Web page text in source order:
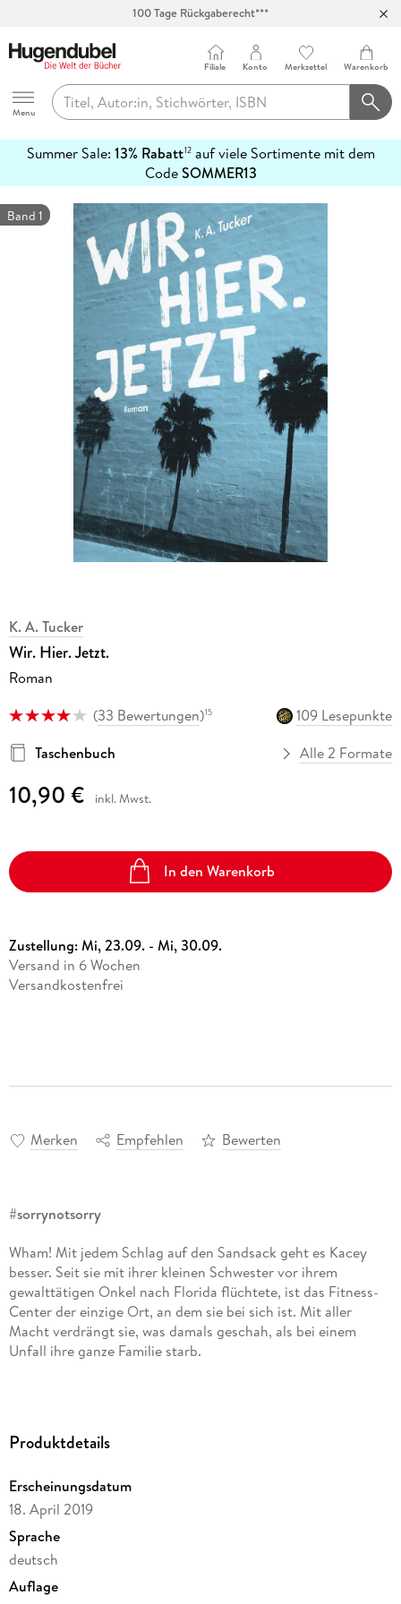
Hugendubel
Menu
Filiale Konto Merkzettel Warenkorb
Summer Sale: 13% Rabatt12auf viele Sortimente mit dem
CodeSOMMER13
erfahren
Band 1
K. A. Tucker
Wir. Hier. Jetzt.
Roman
(33 Bewertungen)15
109 Lesepunkte
Taschenbuch
Alle 2 Formate
10,90 € inkl. Mwst.
In den Warenkorb
Zustellung:Mi, 23.09. - Mi, 30.09.
Versand in 6 Wochen
Versandkostenfrei
Merken Empfehlen Bewerten
#sorrynotsorry
Wham! Mit jedem Schlag auf den Sandsack geht es Kacey
besser. Seit sie mit ihrer kleinen Schwester vor ihrem
gewalttätigen Onkel nach Florida flüchtete, ist das Fitness-
Center der einzige Ort, an dem sie bei sich ist. Mit aller
Macht verdrängt sie, was damals geschah, als bei einem
Unfall ihre ganze Familie starb.
Geheimnis, das Kaceys Leben für immer verändern könnte. . .
Produktdetails
Erscheinungsdatum
18. April 2019
Sprache
deutsch
Auflage